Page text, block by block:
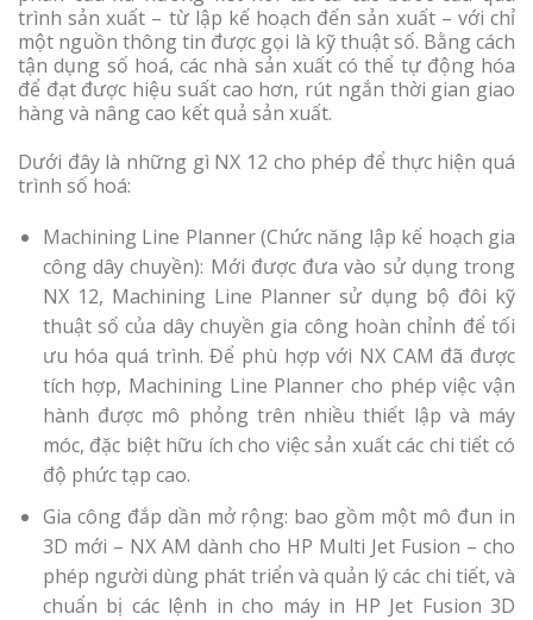
trình sản xuất – từ lập kế hoạch đến sản xuất – với chỉ
một nguồn thông tin được gọi là kỹ thuật số. Bằng cách
tận dụng số hoá, các nhà sản xuất có thể tự động hóa
để đạt được hiệu suất cao hơn, rút ngắn thời gian giao
hàng và nâng cao kết quả sản xuất.
Dưới đây là những gì NX 12 cho phép để thực hiện quá
trình số hoá:
Machining Line Planner (Chức năng lập kế hoạch gia
công dây chuyền): Mới được đưa vào sử dụng trong
NX 12, Machining Line Planner sử dụng bộ đôi kỹ
thuật số của dây chuyền gia công hoàn chỉnh để tối
ưu hóa quá trình. Để phù hợp với NX CAM đã được
tích hợp, Machining Line Planner cho phép việc vận
hành được mô phỏng trên nhiều thiết lập và máy
móc, đặc biệt hữu ích cho việc sản xuất các chi tiết có
độ phức tạp cao.
Gia công đắp dần mở rộng: bao gồm một mô đun in
3D mới – NX AM dành cho HP Multi Jet Fusion – cho
phép người dùng phát triển và quản lý các chi tiết, và
chuẩn bị các lệnh in cho máy in HP Jet Fusion 3D